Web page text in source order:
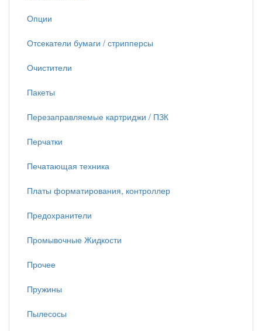
Опции
Отсекатели бумаги / стрипперсы
Очистители
Пакеты
Перезаправляемые картриджи / ПЗК
Перчатки
Печатающая техника
Платы форматирования, контроллер
Предохранители
Промывочные Жидкости
Прочее
Пружины
Пылесосы